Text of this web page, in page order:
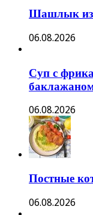
Шашлык из
06.08.2026
Суп с
06.08.2026
Постные
06.08.2026